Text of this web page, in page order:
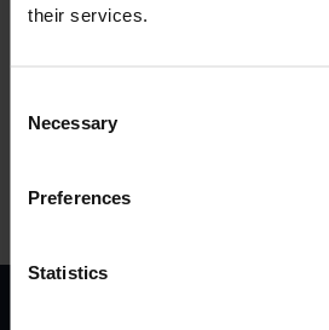
their services.
Selection
Necessary
Preferences
Statistics